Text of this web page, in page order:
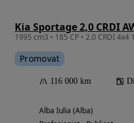
Kia Sportage 2,0 CRDI
Promovat
116 000 km
Alba Iulia (Alba)